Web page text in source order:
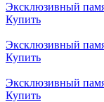
Эксклюзивный
Купить
Эксклюзивный
Купить
Эксклюзивный
Купить